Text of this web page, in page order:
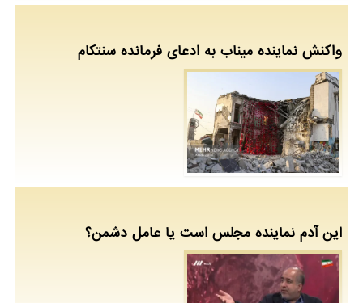
واکنش نماینده میناب به ادعای فرمانده سنتکام
این آدم نماینده مجلس است یا عامل دشمن؟